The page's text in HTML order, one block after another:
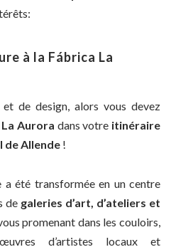
à la Fábrica La
de design, alors vous devez
Aurora dans votre itinéraire
de Allende !
a été transformée en un centre
de galeries d’art, d’ateliers et
vous promenant dans les couloirs,
d’artistes locaux et